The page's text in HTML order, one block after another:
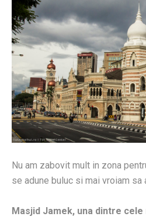
Nu am zabovit mult in zona
se adune buluc si mai vroiam sa
Masjid Jamek, una dintre